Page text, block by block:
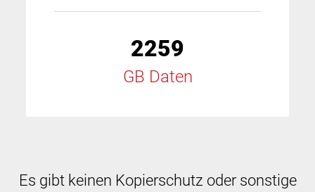
2259
GB Daten
Es gibt keinen Kopierschutz oder sonstige